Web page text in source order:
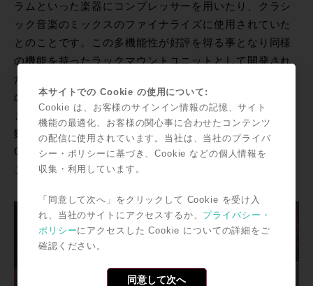
ラムといった楽器にコンプレッサーを用いたり、クラシ
ック音楽のミックスのファイナライズに使用されていた
とのことです。この多機能性が好評を得る事となり同様
の機能を持ったラックマウントユニットとして開発され
たのが今回の製品。ツインVCA型設計による入出力回路
の特性は非常に良く、SSLらしいダイナミックで自然な
まとまりを得られます。
数々のヒットソングの誕生に貢献した XLogic G Series
Compressor、VCAコンプの王様といっても過言でない
この機材を是非ともGetしてください！
本サイトでの Cookie の使用について:
Cookie は、お客様のサインイン情報の記憶、サイト
機能の最適化、お客様の関心事に合わせたコンテンツ
の配信に使用されています。当社は、当社のプライバ
シー・ポリシーに基づき、Cookie などの個人情報を
収集・利用しています。
「同意して次へ」をクリックして Cookie を受け入
れ、当社のサイトにアクセスするか、 プライバシー・
ポリシーにアクセスした Cookie についての詳細をご
確認ください。
同意して次へ